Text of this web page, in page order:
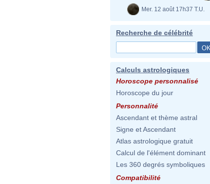
Mer. 12 août 17h37 T.U.
Recherche de célébrité
Calculs astrologiques
Horoscope personnalisé
Horoscope du jour
Personnalité
Ascendant et thème astral
Signe et Ascendant
Atlas astrologique gratuit
Calcul de l'élément dominant
Les 360 degrés symboliques
Compatibilité